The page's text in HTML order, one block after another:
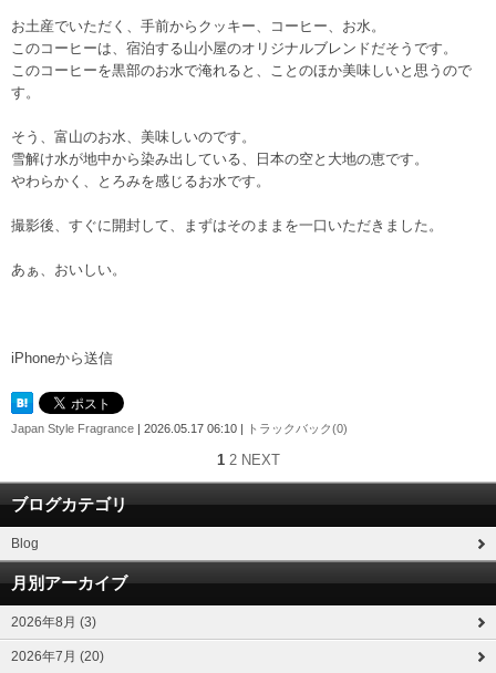
お土産でいただく、手前からクッキー、コーヒー、お水。
このコーヒーは、宿泊する山小屋のオリジナルブレンドだそうです。
このコーヒーを黒部のお水で淹れると、ことのほか美味しいと思うので
す。
そう、富山のお水、美味しいのです。
雪解け水が地中から染み出している、日本の空と大地の恵です。
やわらかく、とろみを感じるお水です。
撮影後、すぐに開封して、まずはそのままを一口いただきました。
あぁ、おいしい。
iPhoneから送信
Japan Style Fragrance | 2026.05.17 06:10 | トラックバック(0)
1 2 NEXT
ブログカテゴリ
Blog
月別アーカイブ
2026年8月 (3)
2026年7月 (20)